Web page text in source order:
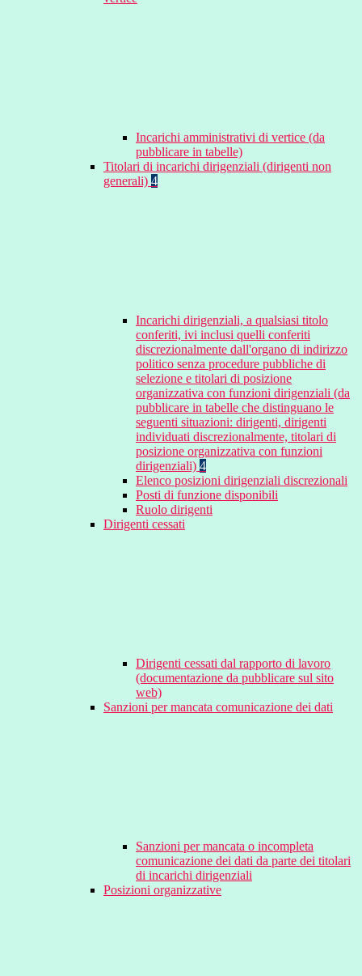
Incarichi amministrativi di vertice (da
pubblicare in tabelle)
Titolari di incarichi dirigenziali (dirigenti non
generali) 4
Incarichi dirigenziali, a qualsiasi titolo
conferiti, ivi inclusi quelli conferiti
discrezionalmente dall'organo di indirizzo
politico senza procedure pubbliche di
selezione e titolari di posizione
organizzativa con funzioni dirigenziali (da
pubblicare in tabelle che distinguano le
seguenti situazioni: dirigenti, dirigenti
individuati discrezionalmente, titolari di
posizione organizzativa con funzioni
dirigenziali) 4
Elenco posizioni dirigenziali discrezionali
Posti di funzione disponibili
Ruolo dirigenti
Dirigenti cessati
Dirigenti cessati dal rapporto di lavoro
(documentazione da pubblicare sul sito
web)
Sanzioni per mancata comunicazione dei dati
Sanzioni per mancata o incompleta
comunicazione dei dati da parte dei titolari
di incarichi dirigenziali
Posizioni organizzative